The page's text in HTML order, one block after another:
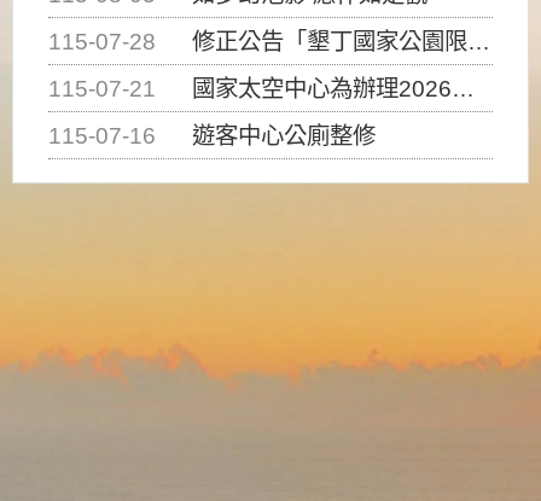
115-07-28
修正公告「墾丁國家公園限制水域遊憩活動之種類、範圍、時間及行為」，自即日生效。
115-07-21
國家太空中心為辦理2026台灣盃火箭競賽，陸、海、空域警戒及協調相關事宜，因颱風備案事宜
115-07-16
遊客中心公廁整修